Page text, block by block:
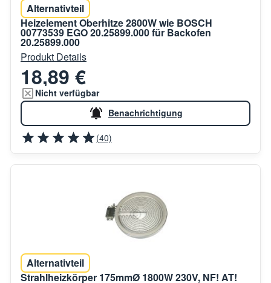
Alternativteil
Heizelement Oberhitze 2800W wie BOSCH
00773539 EGO 20.25899.000 für Backofen
20.25899.000
Produkt Details
18,89 €
Nicht verfügbar
Benachrichtigung
(40)
Alternativteil
Strahlheizkörper 175mmØ 1800W 230V, NF! AT!